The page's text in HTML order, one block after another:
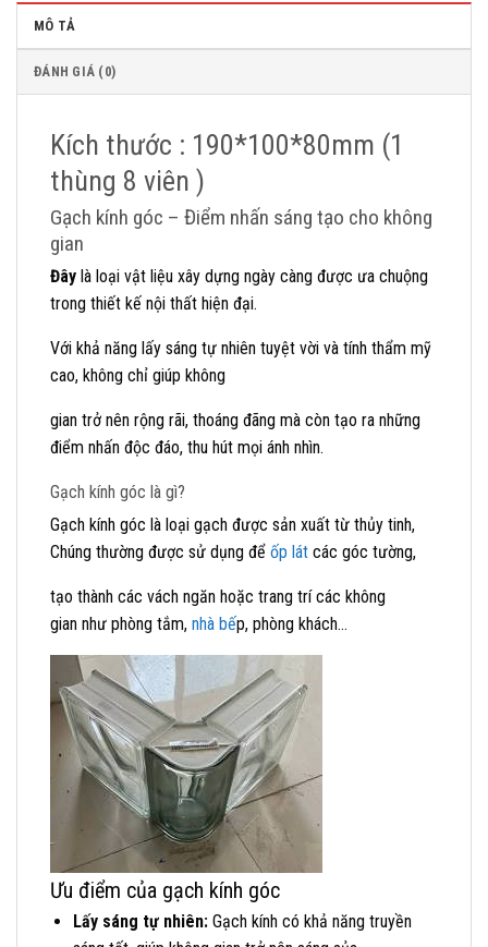
MÔ TẢ
ĐÁNH GIÁ (0)
Kích thước : 190*100*80mm (1
thùng 8 viên )
Gạch kính góc – Điểm nhấn sáng tạo cho không
gian
Đây là loại vật liệu xây dựng ngày càng được ưa chuộng
trong thiết kế nội thất hiện đại.
Với khả năng lấy sáng tự nhiên tuyệt vời và tính thẩm mỹ
cao, không chỉ giúp không
gian trở nên rộng rãi, thoáng đãng mà còn tạo ra những
điểm nhấn độc đáo, thu hút mọi ánh nhìn.
Gạch kính góc là gì?
Gạch kính góc là loại gạch được sản xuất từ thủy tinh,
Chúng thường được sử dụng để ốp lát các góc tường,
tạo thành các vách ngăn hoặc trang trí các không
gian như phòng tắm, nhà bếp, phòng khách…
Ưu điểm của gạch kính góc
Lấy sáng tự nhiên:Gạch kính có khả năng truyền